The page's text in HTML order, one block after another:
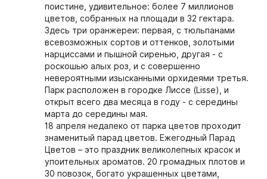
поистине, удивительное: более 7 миллионов
цветов, собранных на площади в 32 гектара.
Здесь три оранжереи: первая, с тюльпанами
всевозможных сортов и оттенков, золотыми
нарциссами и пышной сиренью, другая - с
роскошью алых роз, и с совершенно
невероятными изысканными орхидеями третья.
Парк расположен в городке Лиссе (Lisse), и
открыт всего два месяца в году - с середины
марта до середины мая.
18 апреля недалеко от парка цветов проходит
знаменитый парад цветов. Ежегодный Парад
Цветов – это праздник великолепных красок и
упоительных ароматов. 20 громадных плотов и
30 повозок, богато украшенных цветами,